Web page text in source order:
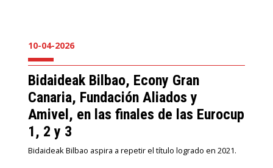
10-04-2026
Bidaideak Bilbao, Econy Gran
Canaria, Fundación Aliados y
Amivel, en las finales de las Eurocup
1, 2 y 3
Bidaideak Bilbao aspira a repetir el título logrado en 2021.